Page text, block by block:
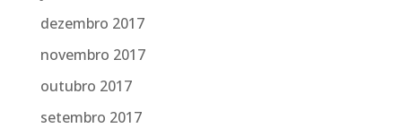
dezembro 2017
novembro 2017
outubro 2017
setembro 2017